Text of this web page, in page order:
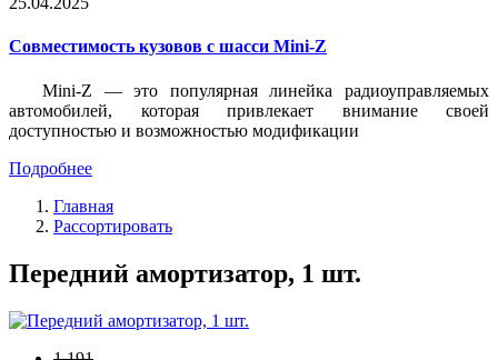
Совместимость кузовов с шасси Mini-Z
Mini-Z — это популярная линейка радиоуправляемых
автомобилей, которая привлекает внимание своей
доступностью и возможностью модификации
Подробнее
Главная
Рассортировать
Передний амортизатор, 1 шт.